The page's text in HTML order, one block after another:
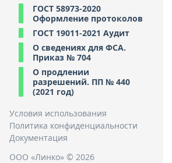
ГОСТ 58973-2020
Оформление протоколов
ГОСТ 19011-2021 Аудит
О сведениях для ФСА.
Приказ № 704
О продлении
разрешений. ПП № 440
(2021 год)
Условия использования
Политика конфиденциальности
Документация
ООО «Линко» © 2026